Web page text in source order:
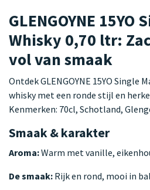
GLENGOYNE 15YO
Whisky 0,70 ltr:
vol van smaak
Ontdek GLENGOYNE 15YO Single
whisky met een ronde stijl en
Kenmerken: 70cl, Schotland,
Smaak & karakter
Aroma:Warm met vanille,
De smaak: Rijk en rond, mooi in